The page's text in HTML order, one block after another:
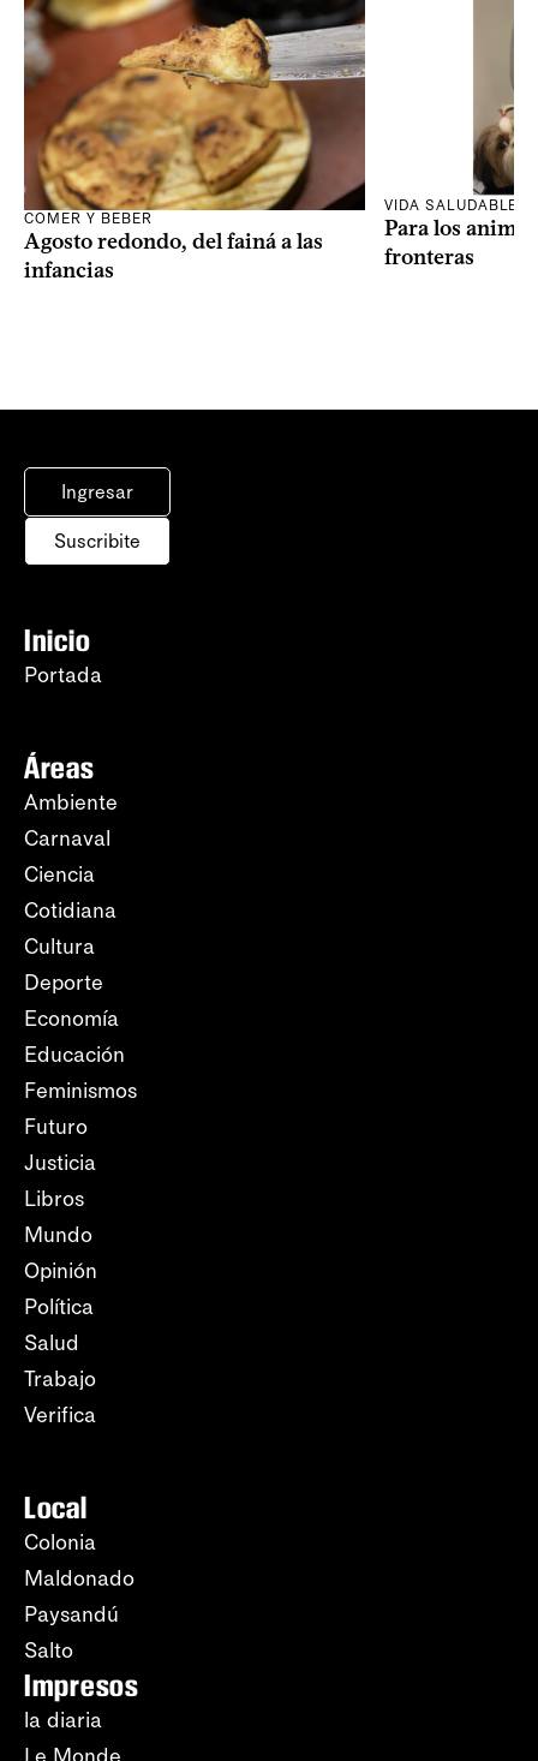
COMER Y BEBER
Agosto redondo, del fainá a las
infancias
VIDA SALUDABLE
Para los
fronteras
Ingresar
Suscribite
Inicio
Portada
Áreas
Ambiente
Carnaval
Ciencia
Cotidiana
Cultura
Deporte
Economía
Educación
Feminismos
Futuro
Justicia
Libros
Mundo
Opinión
Política
Salud
Trabajo
Verifica
Local
Colonia
Maldonado
Paysandú
Salto
Impresos
la diaria